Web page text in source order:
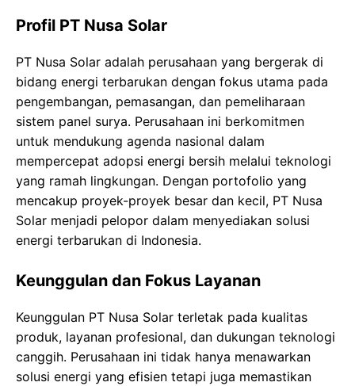
Profil PT Nusa Solar
PT Nusa Solar adalah perusahaan yang bergerak di
bidang energi terbarukan dengan fokus utama pada
pengembangan, pemasangan, dan pemeliharaan
sistem panel surya. Perusahaan ini berkomitmen
untuk mendukung agenda nasional dalam
mempercepat adopsi energi bersih melalui teknologi
yang ramah lingkungan. Dengan portofolio yang
mencakup proyek-proyek besar dan kecil, PT Nusa
Solar menjadi pelopor dalam menyediakan solusi
energi terbarukan di Indonesia.
Keunggulan dan Fokus Layanan
Keunggulan PT Nusa Solar terletak pada kualitas
produk, layanan profesional, dan dukungan teknologi
canggih. Perusahaan ini tidak hanya menawarkan
solusi energi yang efisien tetapi juga memastikan